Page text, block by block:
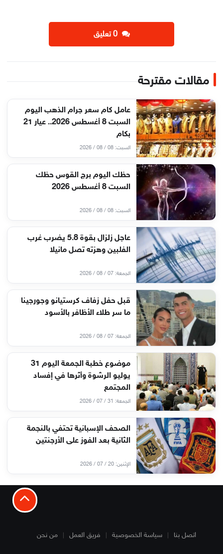
‫0 تعليق
مقالات مقترحة
عامل كام سعر جرام الذهب اليوم
السبت 8 أغسطس 2026.. عيار 21
بكام
السبت: 08 / 08 / 2026
حظك اليوم برج القوس حظك
السبت 8 أغسطس 2026
السبت: 08 / 08 / 2026
عاجل زلزال بقوة 5.8 يضرب غرب
الفلبين وهزته تصل مانيلا
الجمعة: 07 / 08 / 2026
قبل حفل زفاف كرستيانو وجورجينا
ما سر طلاء الأظافر بالأسود
الجمعة: 07 / 08 / 2026
موضوع خطبة الجمعة اليوم 31
يوليو الرشوة وأثرها في إفساد
المجتمع
الجمعة: 31 / 07 / 2026
الصحف الإسبانية تحتفي بالنجمة
الثانية بعد الفوز على الأرجنتين
الإثنين: 20 / 07 / 2026
اتصل بنا سياسة الخصوصية فريق العمل من نحن